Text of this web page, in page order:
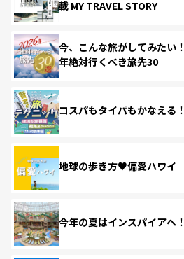
載 MY TRAVEL STORY
今、こんな旅がしてみたい
年絶対行くべき旅先30
コスパもタイパもかなえる
地球の歩き方♥偏愛ハワイ
今年の夏はインスパイアへ！